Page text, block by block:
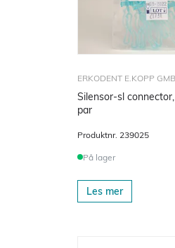
ERKODENT E.KOPP
Silensor-sl
par
Produktnr. 239025
På lager
Les mer